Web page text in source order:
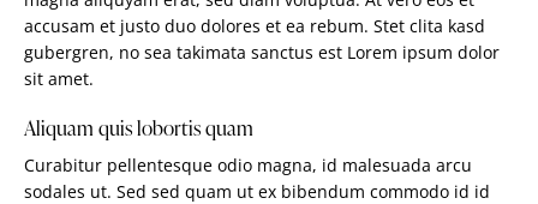
accusam et justo duo dolores et ea rebum. Stet clita kasd
gubergren, no sea takimata sanctus est Lorem ipsum dolor
sit amet.
Aliquam quis lobortis quam
Curabitur pellentesque odio magna, id malesuada arcu
sodales ut. Sed sed quam ut ex bibendum commodo id id